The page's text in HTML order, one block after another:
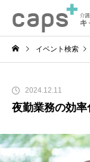
イベント検索
2024.12.11
夜勤業務の効